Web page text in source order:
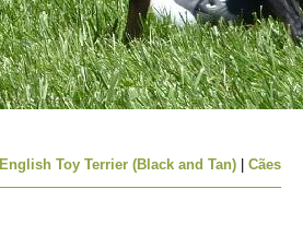
English Toy Terrier (Black and Tan) Cães